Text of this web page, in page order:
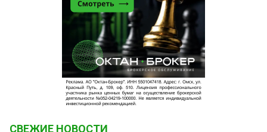
СВЕЖИЕ НОВОСТИ